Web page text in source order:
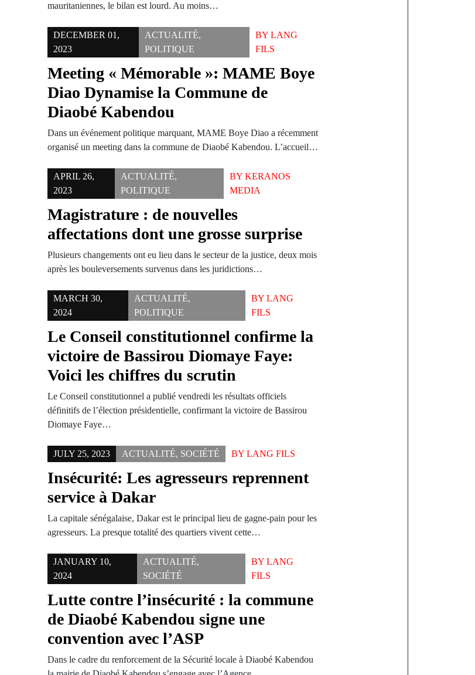
mauritaniennes, le bilan est lourd. Au moins…
DECEMBER 01,
2023
ACTUALITÉ,
POLITIQUE
BYLANG
FILS
Meeting « Mémorable »: MAME Boye
Diao Dynamise la Commune de
Diaobé Kabendou
Dans un événement politique marquant, MAME Boye Diao a récemment
organisé un meeting dans la commune de Diaobé Kabendou. L’accueil…
APRIL 26,
2023
ACTUALITÉ,
POLITIQUE
BY KERANOS
MEDIA
Magistrature : de nouvelles
affectations dont une grosse surprise
Plusieurs changements ont eu lieu dans le secteur de la justice, deux mois
après les bouleversements survenus dans les juridictions…
MARCH 30,
2024
ACTUALITÉ,
POLITIQUE
BYLANG
FILS
Le Conseil constitutionnel confirme la
victoire de Bassirou Diomaye Faye:
Voici les chiffres du scrutin
Le Conseil constitutionnel a publié vendredi les résultats officiels
définitifs de l’élection présidentielle, confirmant la victoire de Bassirou
Diomaye Faye…
JULY 25, 2023 ACTUALITÉ, SOCIÉTÉ BYLANG FILS
Insécurité: Les agresseurs reprennent
service à Dakar
La capitale sénégalaise, Dakar est le principal lieu de gagne-pain pour les
agresseurs. La presque totalité des quartiers vivent cette…
JANUARY 10,
2024
ACTUALITÉ,
SOCIÉTÉ
BY LANG
FILS
Lutte contre l’insécurité : la commune
de Diaobé Kabendou signe une
convention avec l’ASP
Dans le cadre du renforcement de la Sécurité locale à Diaobé Kabendou